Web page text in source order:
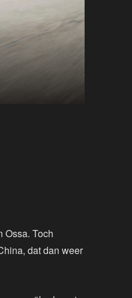
Ossa. Toch
dat dan weer